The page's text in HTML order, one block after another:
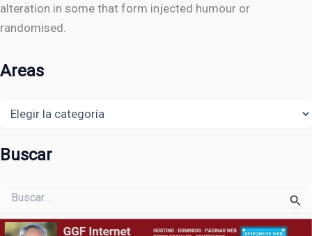
alteration in some that form injected humour or
randomised.
Areas
Buscar
por: